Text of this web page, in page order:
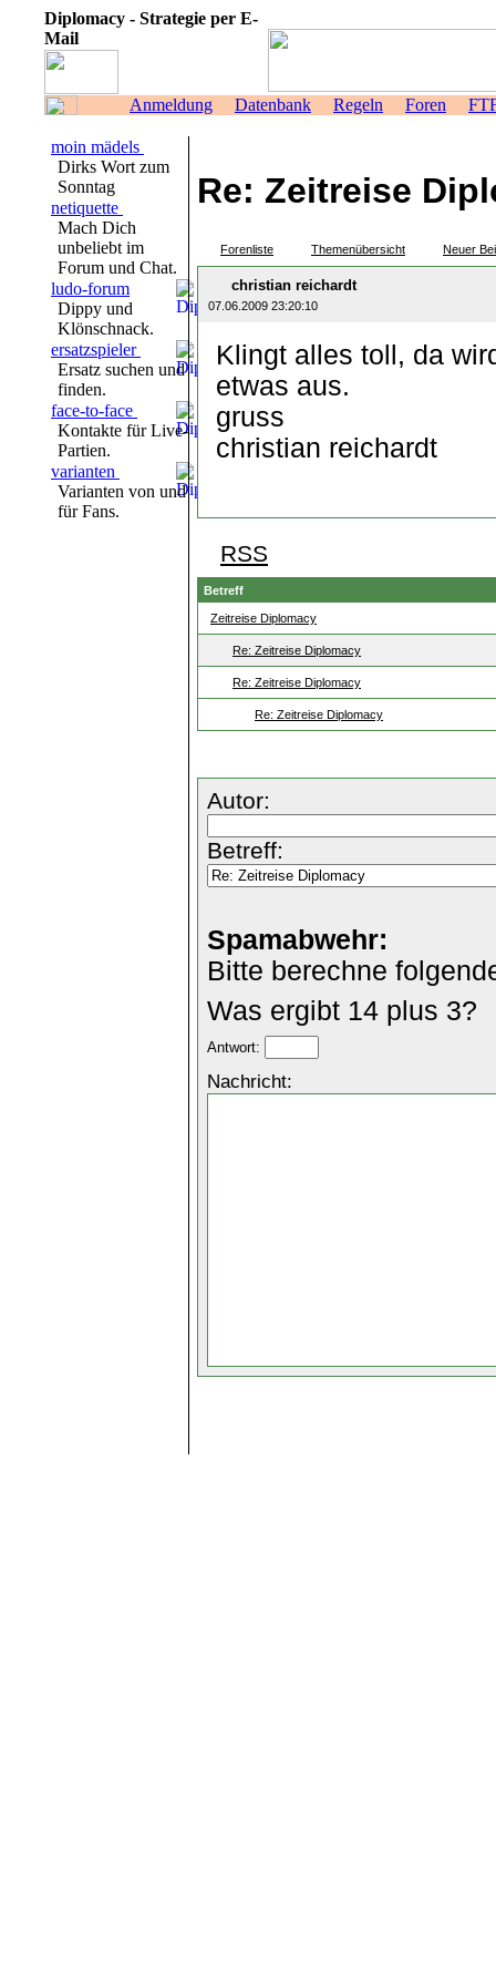
Diplomacy - Strategie per E-
Mail
Anmeldung Datenbank Regeln Foren
moin mädels
Dirks Wort zum
Sonntag
netiquette
Mach Dich
unbeliebt im
Forum und Chat.
ludo-forum
Dippy und
Klönschnack.
ersatzspieler
Ersatz suchen und
finden.
face-to-face
Kontakte für Live-
Partien.
varianten
Varianten von und
für Fans.
Re: Zeitreise
Forenliste Themenübersicht Neuer
christian reichardt
07.06.2009 23:20:10
Klingt alles toll, da
etwas aus.
gruss
christian reichardt
RSS
Betreff
Zeitreise Diplomacy
Re: Zeitreise Diplomacy
Re: Zeitreise Diplomacy
Re: Zeitreise Diplomacy
Autor:
Betreff:
Spamabwehr:
Bitte berechne
Was ergibt 14 plus 3?
Antwort:
Nachricht: